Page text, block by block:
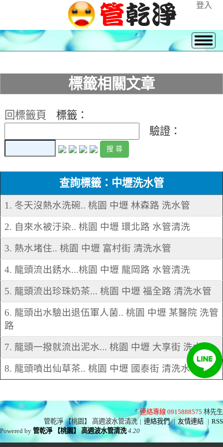
登入
標籤相關文章
回標籤頁
標籤：
驗證：
查詢標籤：中壢洗水管
1. 冬天沒熱水洗碗.. 桃園 中壢 林森路 洗水管
2. 自來水被汙染.. 桃園 中壢 環北路 水管清洗
3. 熱水堵住.. 桃園 中壢 富村街 清洗水管
4. 龍頭流出銹水...桃園 中壢 龍岡路 水管清洗
5. 龍頭流出珍珠奶茶... 桃園 中壢 福全路 清洗水管
6. 龍頭出水驗出退伍軍人菌.. 桃園 中壢 某醫院 洗管
路
7. 龍頭一撥就流出泥水... 桃園 中壢 大享街 洗水管
8. 龍頭噴出仙草茶.. 桃園 中壢 國泰街 清洗水管
連絡專線 0915888575 林先生
管乾淨 【桃園】 高週波水管清洗 | 連絡我們 | 友情連結 | RSS
Powered by管乾淨 【桃園】 高週波水管清洗 4.20